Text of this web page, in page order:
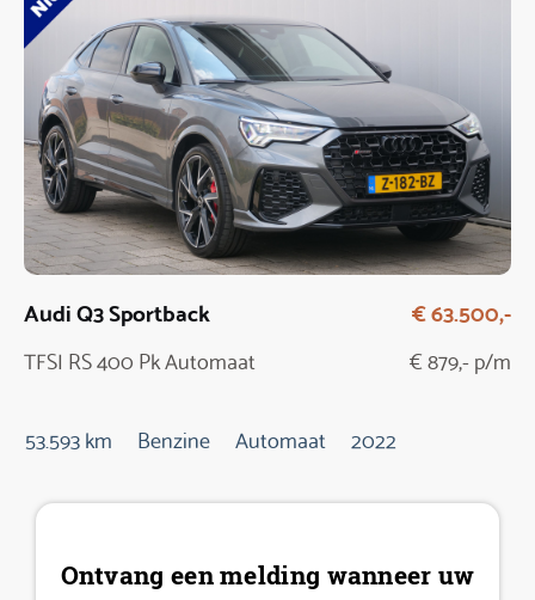
Audi Q3 Sportback
TFSI RS 400 Pk Automaat
€ 63.500,-
€ 879,- p/m
53.593 km Benzine Automaat 2022
Ontvang een melding wanneer uw